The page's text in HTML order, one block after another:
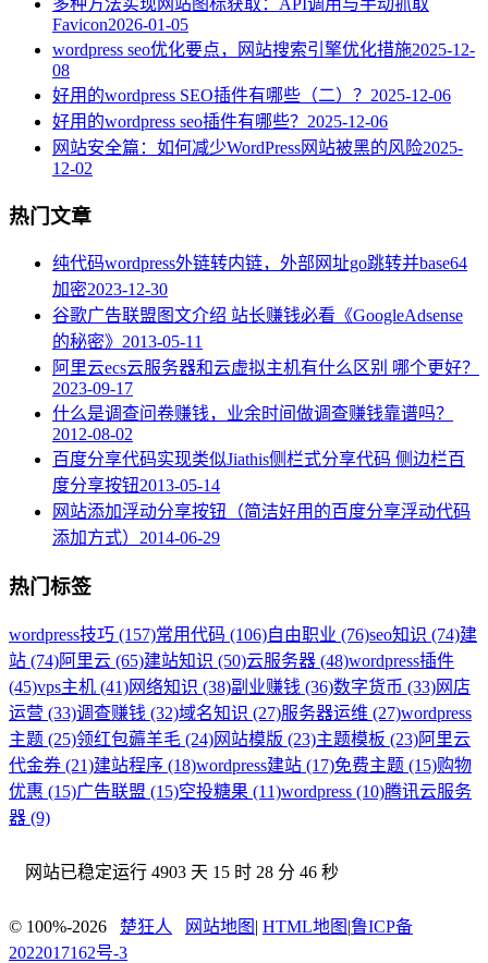
Favicon2026-01-05
wordpress seo优化要点，网站搜索引擎优化措施2025-12-
08
好用的wordpress SEO插件有哪些（二）？ 2025-12-06
好用的wordpress seo插件有哪些？ 2025-12-06
网站安全篇：如何减少WordPress网站被黑的风险2025-
12-02
热门文章
纯代码wordpress外链转内链，外部网址go跳转并base64
加密2023-12-30
谷歌广告联盟图文介绍 站长赚钱必看《GoogleAdsense
的秘密》 2013-05-11
阿里云ecs云服务器和云虚拟主机有什么区别 哪个更好？
2023-09-17
什么是调查问卷赚钱，业余时间做调查赚钱靠谱吗？
2012-08-02
百度分享代码实现类似Jiathis侧栏式分享代码 侧边栏百
度分享按钮2013-05-14
网站添加浮动分享按钮（简洁好用的百度分享浮动代码
添加方式） 2014-06-29
热门标签
wordpress技巧 (157)常用代码 (106)自由职业 (76)seo知识 (74)建
站 (74)阿里云 (65)建站知识 (50)云服务器 (48)wordpress插件
(45)vps主机 (41)网络知识 (38)副业赚钱 (36)数字货币 (33)网店
运营 (33)调查赚钱 (32)域名知识 (27)服务器运维 (27)wordpress
主题 (25)领红包薅羊毛 (24)网站模版 (23)主题模板 (23)阿里云
代金券 (21)建站程序 (18)wordpress建站 (17)免费主题 (15)购物
优惠 (15)广告联盟 (15)空投糖果 (11)wordpress (10)腾讯云服务
器 (9)
网站已稳定运行 4903 天 15 时 28 分 47 秒
© 100%-2026 楚狂人 网站地图 | HTML地图 |鲁ICP备
2022017162号-3